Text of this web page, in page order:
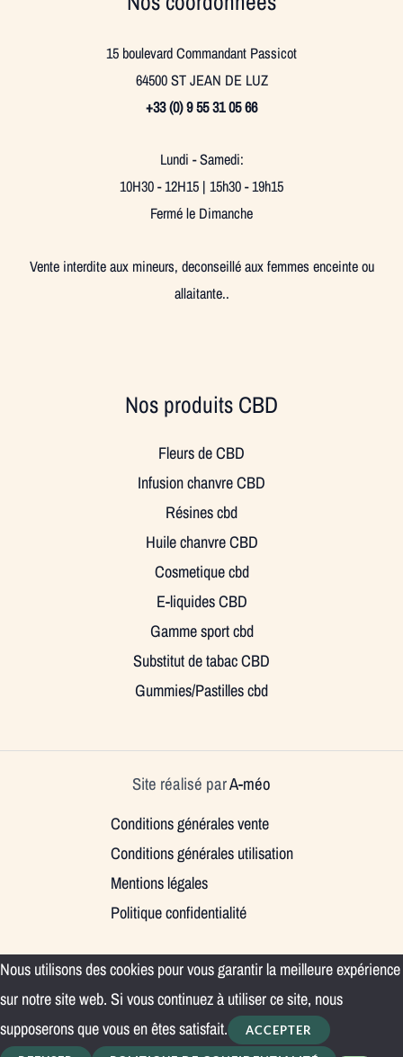
15 boulevard Commandant Passicot
64500 ST JEAN DE LUZ
+33 (0) 9 55 31 05 66
Lundi - Samedi:
10H30 - 12H15 | 15h30 - 19h15
Fermé le Dimanche
Vente interdite aux mineurs, deconseillé aux femmes enceinte ou
allaitante..
Nos produits CBD
Fleurs de CBD
Infusion chanvre CBD
Résines cbd
Huile chanvre CBD
Cosmetique cbd
E-liquides CBD
Gamme sport cbd
Substitut de tabac CBD
Gummies/Pastilles cbd
Site réalisé parA-méo
Conditions générales vente
Conditions générales utilisation
Mentions légales
Politique confidentialité
Nous utilisons des cookies pour vous garantir la meilleure expérience
sur notre site web. Si vous continuez à utiliser ce site, nous
supposerons que vous en êtes satisfait.
ACCEPTER